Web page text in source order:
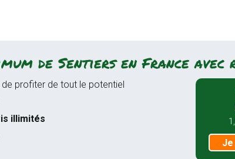
de Sentiers en France avec
profiter de tout le potentiel
illimités
Je